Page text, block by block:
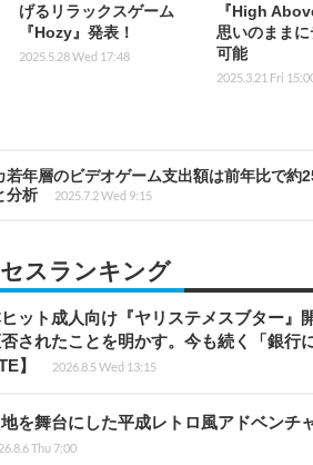
げるリラックスゲーム
『Hozy』発表！
2025.5.28 Wed 17:48
『High
思いのまま
可能
2025.3.21 Fri
若年層のビデオゲーム支出額は前年比で約
分析
2025.7.2 Wed 9:15
スランキング
ット成人向け『ヤリステメスブター』
されたことを明かす。今も続く「銀行
】
2026.8.5 Wed 13:15
地を舞台にした平成レトロ風アドベン
Thu 7:00